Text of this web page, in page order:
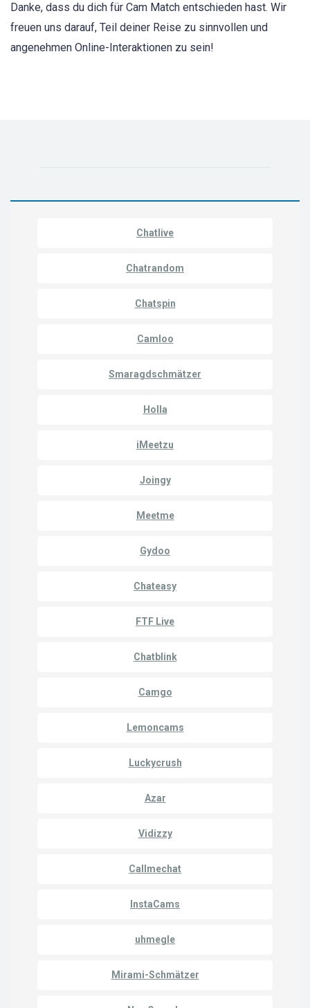
Danke, dass du dich für Cam Match entschieden hast. Wir
freuen uns darauf, Teil deiner Reise zu sinnvollen und
angenehmen Online-Interaktionen zu sein!
Chatlive
Chatrandom
Chatspin
Camloo
Smaragdschmätzer
Holla
iMeetzu
Joingy
Meetme
Gydoo
Chateasy
FTF Live
Chatblink
Camgo
Lemoncams
Luckycrush
Azar
Vidizzy
Callmechat
InstaCams
uhmegle
Mirami-Schmätzer